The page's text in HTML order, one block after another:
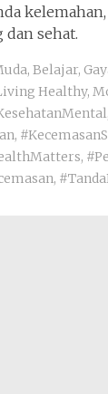
dan sehat.
, Belajar,
Healthy,
,
,
,